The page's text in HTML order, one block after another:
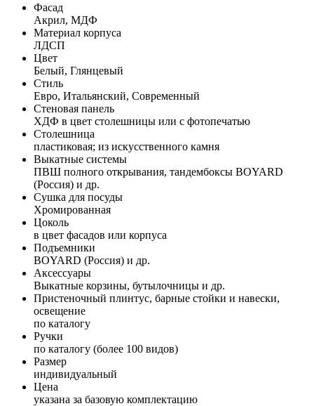
Фасад
Акрил, МДФ
Материал корпуса
ЛДСП
Цвет
Белый, Глянцевый
Стиль
Евро, Итальянский, Современный
Стеновая панель
ХДФ в цвет столешницы или с фотопечатью
Столешница
пластиковая; из искусственного камня
Выкатные системы
ПВШ полного открывания, тандембоксы BOYARD
(Россия) и др.
Сушка для посуды
Хромированная
Цоколь
в цвет фасадов или корпуса
Подъемники
BOYARD (Россия) и др.
Аксессуары
Выкатные корзины, бутылочницы и др.
Пристеночный плинтус, барные стойки и навески,
освещение
по каталогу
Ручки
по каталогу (более 100 видов)
Размер
индивидуальный
Цена
указана за базовую комплектацию